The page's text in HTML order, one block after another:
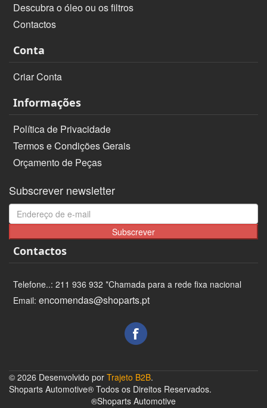
Descubra o óleo ou os filtros
Contactos
Conta
Criar Conta
Informações
Política de Privacidade
Termos e Condições Gerais
Orçamento de Peças
Subscrever newsletter
Subscrever
Contactos
Telefone..: 211 936 932 *Chamada para a rede fixa nacional
Email: encomendas@shoparts.pt
© 2026 Desenvolvido por Trajeto B2B.
Shoparts Automotive® Todos os Direitos Reservados.
®Shoparts Automotive